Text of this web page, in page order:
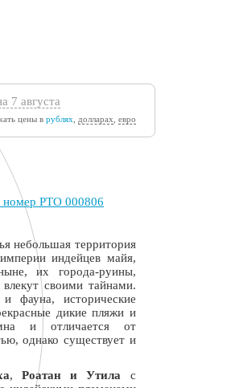
7 августа
цены в рублях долларах евро
номер РТО 000806
небольшая территория
индейцев майя,
их города-руины,
своими тайнами.
фауна, исторические
дикие пляжи и
и отличается от
однако существует и
, Роатан и Утила с